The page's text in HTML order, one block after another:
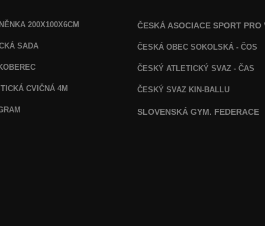
200X100X6CM
SADA
CVIČNÁ 4M
ČESKÁ ASOCIACE SPORT PRO
ČESKÁ OBEC SOKOLSKÁ - ČOS
ČESKÝ ATLETICKÝ SVAZ - ČAS
ČESKÝ SVAZ KIN-BALLU
SLOVENSKÁ GYM. FEDERACE